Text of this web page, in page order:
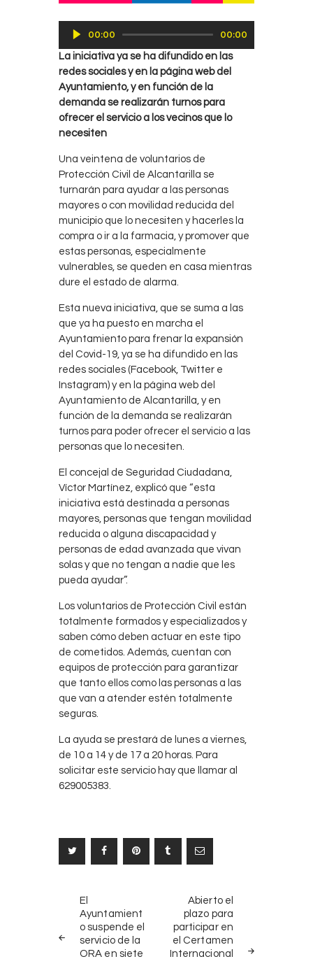
Reproductor
audio
00:00 00:00
La iniciativa ya se ha difundido en las
redes sociales y en la página web del
Ayuntamiento, y en función de la
demanda se realizarán turnos para
ofrecer el servicio a los vecinos que lo
necesiten
Una veintena de voluntarios de
Protección Civil de Alcantarilla se
turnarán para ayudar a las personas
mayores o con movilidad reducida del
municipio que lo necesiten y hacerles la
compra o ir a la farmacia, y promover que
estas personas, especialmente
vulnerables, se queden en casa mientras
dure el estado de alarma.
Esta nueva iniciativa, que se suma a las
que ya ha puesto en marcha el
Ayuntamiento para frenar la expansión
del Covid-19, ya se ha difundido en las
redes sociales (Facebook, Twitter e
Instagram) y en la página web del
Ayuntamiento de Alcantarilla, y en
función de la demanda se realizarán
turnos para poder ofrecer el servicio a las
personas que lo necesiten.
El concejal de Seguridad Ciudadana,
Víctor Martínez, explicó que “esta
iniciativa está destinada a personas
mayores, personas que tengan movilidad
reducida o alguna discapacidad y
personas de edad avanzada que vivan
solas y que no tengan a nadie que les
pueda ayudar”.
Los voluntarios de Protección Civil están
totalmente formados y especializados y
saben cómo deben actuar en este tipo
de cometidos. Además, cuentan con
equipos de protección para garantizar
que tanto ellos como las personas a las
que van a atender estén totalmente
seguras.
La ayuda se prestará de lunes a viernes,
de 10 a 14 y de 17 a 20 horas. Para
solicitar este servicio hay que llamar al
629005383.
Navegación
de
entradas
NOTICIAS
ANTERIORES
El
Ayuntamient
o suspende el
servicio de la
ORA en siete
Abierto el
plazo para
participar en
el Certamen
Internacional